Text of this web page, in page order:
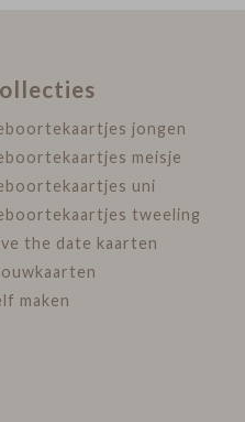
jongen
meisje
uni
tweeling
the date kaarten
maken